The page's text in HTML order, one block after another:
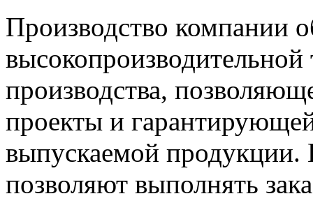
Производство компании
производства,
проекты и
выпускаемой
позволяют выполнять